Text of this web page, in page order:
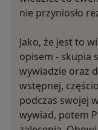
nie przyniosło
Jako, że jest to
opisem - skupia
wywiadzie oraz
wstępnej,
podczas swojej
wywiad, potem